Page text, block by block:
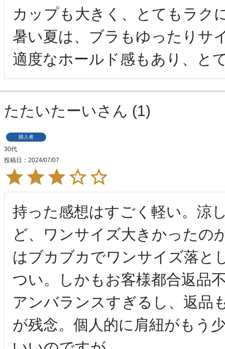
カップも大きく、とてもラク
暑い夏は、ブラもゆったりサ
適度なホールド感もあり、と
たたいたーい 1
購入者
30代
投稿日
2024/07/07
持った感想はすごく軽い。涼
ど、ワンサイズ大きかったの
はブカブカでワンサイズ落と
つい。しかもお客様都合返品
アンバランスすぎるし、返品
が残念。個人的に肩紐がもう